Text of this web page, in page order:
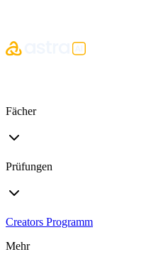
Fächer
Prüfungen
Creators Programm
Mehr